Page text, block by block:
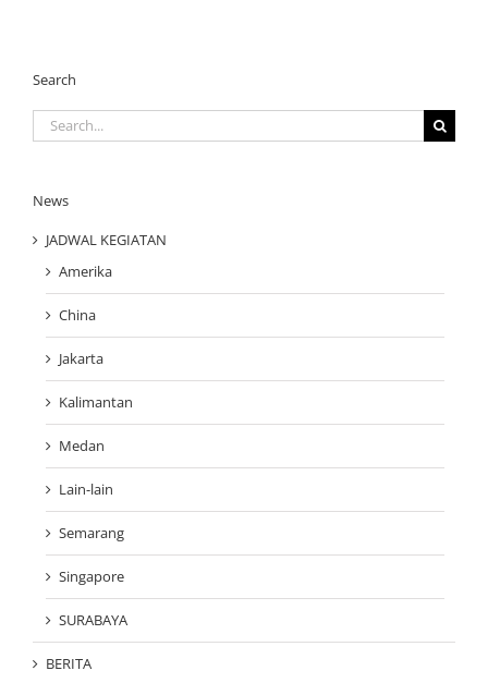
Search
Search
for:
News
JADWAL KEGIATAN
Amerika
China
Jakarta
Kalimantan
Medan
Lain-lain
Semarang
Singapore
SURABAYA
BERITA